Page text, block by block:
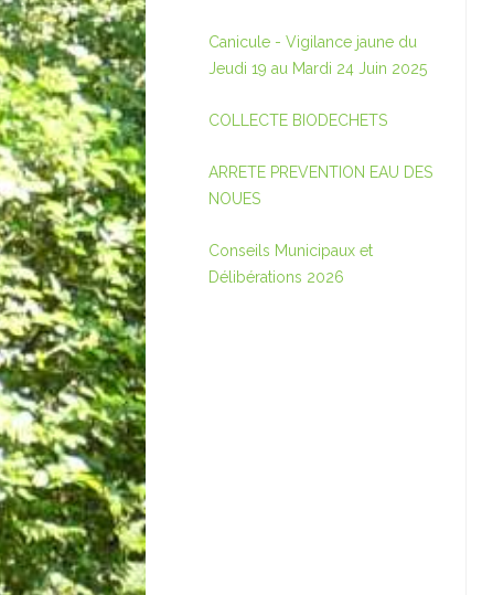
Canicule - Vigilance jaune du
Jeudi 19 au Mardi 24 Juin 2025
COLLECTE BIODECHETS
ARRETE PREVENTION EAU DES
NOUES
Conseils Municipaux et
Délibérations 2026